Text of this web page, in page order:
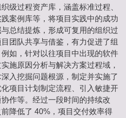
级过程资产库，涵盖标准过程、
案例库等，将项目实践中的成功
总结提炼，形成可复用的组织过
团队共享与借鉴，有力促进了组
如，针对以往项目中出现的软件
施原因分析与解决方案过程域，
入挖掘问题根源，制定并实施了
项目计划制定流程、引入敏捷开
作等。经过一段时间的持续改
降低了 40%，项目交付效率得